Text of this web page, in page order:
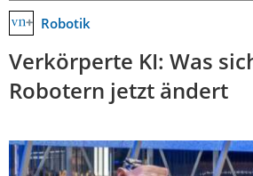
Robotik
Verkörperte KI: Was
Robotern jetzt ändert